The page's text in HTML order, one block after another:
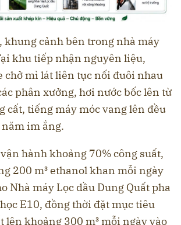
khung cảnh bên trong nhà máy
khu tiếp nhận nguyên liệu,
chở mì lát liên tục nối đuôi nhau
phân xưởng, hơi nước bốc lên từ
cất, tiếng máy móc vang lên đều
im ắng.
hành khoảng 70% công suất,
200 m³ ethanol khan mỗi ngày
Nhà máy Lọc dầu Dung Quất pha
E10, đồng thời đặt mục tiêu
lên khoảng 300 m³ mỗi ngày vào